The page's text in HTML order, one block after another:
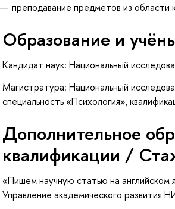
преподавание предметов из области
Oбразование и
Кандидат наук: Национальный
Магистратура: Национальный
специальность «Психология»,
Дополнительное
квалификации /
«Пишем научную статью на английском
Управление академического